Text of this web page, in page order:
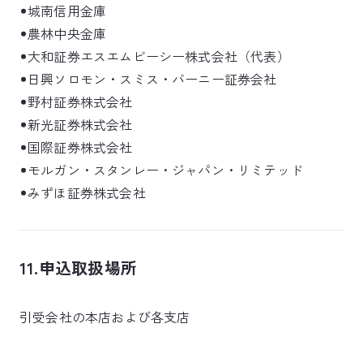
城南信用金庫
農林中央金庫
大和証券エスエムビーシー株式会社（代表）
日興ソロモン・スミス・バーニー証券会社
野村証券株式会社
新光証券株式会社
国際証券株式会社
モルガン・スタンレー・ジャパン・リミテッド
みずほ証券株式会社
11.申込取扱場所
引受会社の本店および各支店